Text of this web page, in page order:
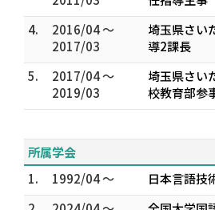
4.
2016/04 ～
2017/03
埼玉県さい
導2課長
5.
2017/04 ～
2019/03
埼玉県さい
校教育部参
所属学会
1.
1992/04 ～
日本言語技